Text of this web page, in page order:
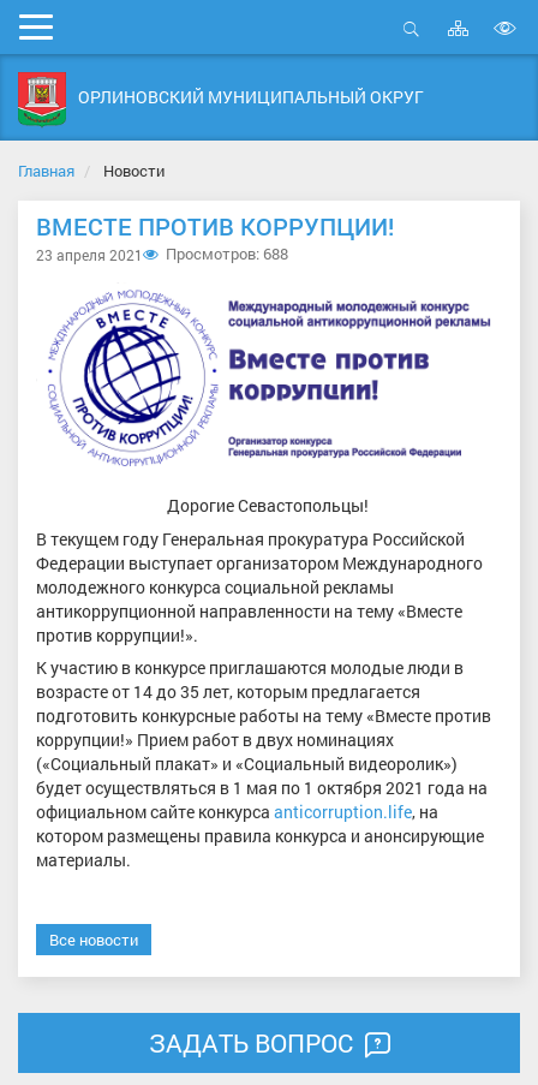
Мобильное
меню
Открыть
Карта
сайта
ОРЛИНОВСКИЙ МУНИЦИПАЛЬНЫЙ ОКРУГ
Главная Новости
ВМЕСТЕ ПРОТИВ КОРРУПЦИИ!
23 апреля 2021 Просмотров: 688
Дорогие Севастопольцы!
В текущем году Генеральная прокуратура Российской
Федерации выступает организатором Международного
молодежного конкурса социальной рекламы
антикоррупционной направленности на тему «Вместе
против коррупции!».
К участию в конкурсе приглашаются молодые люди в
возрасте от 14 до 35 лет, которым предлагается
подготовить конкурсные работы на тему «Вместе против
коррупции!» Прием работ в двух номинациях
(«Социальный плакат» и «Социальный видеоролик»)
будет осуществляться в 1 мая по 1 октября 2021 года на
официальном сайте конкурса anticorruption.life, на
котором размещены правила конкурса и анонсирующие
материалы.
Все новости
ЗАДАТЬ ВОПРОС